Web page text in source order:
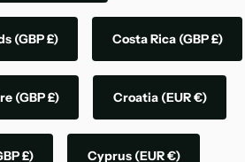
(GBP £) Costa Rica (GBP £)
(GBP £) Croatia (EUR €)
£) Cyprus (EUR €)